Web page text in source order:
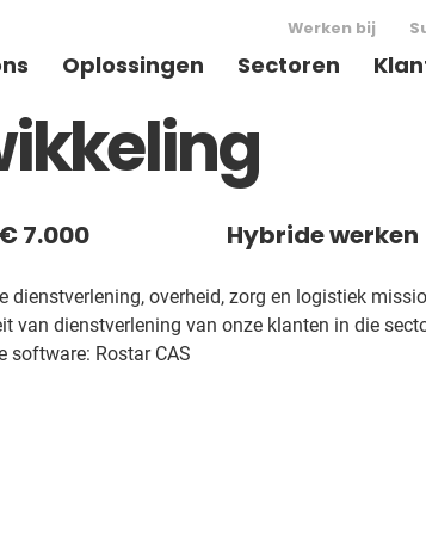
Werken bij
Oplossingen Sectoren
7.000 Hybride werken
overheid, zorg en logistiek
van dienstverlening van onze klanten in die
software: Rostar CAS